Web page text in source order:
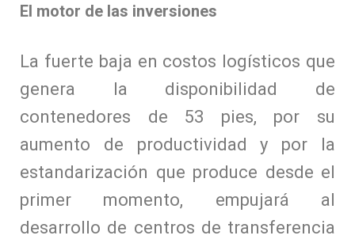
El motor de las inversiones
La fuerte baja en costos logísticos que
genera la disponibilidad de
contenedores de 53 pies, por su
aumento de productividad y por la
estandarización que produce desde el
primer momento, empujará al
desarrollo de centros de transferencia